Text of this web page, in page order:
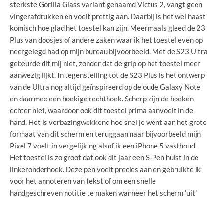
sterkste Gorilla Glass variant genaamd Victus 2, vangt geen
vingerafdrukken en voelt prettig aan. Daarbij is het wel haast
komisch hoe glad het toestel kan zijn. Meermaals gleed de 23
Plus van doosjes of andere zaken waar ik het toestel even op
neergelegd had op mijn bureau bijvoorbeeld. Met de S23 Ultra
gebeurde dit mij niet, zonder dat de grip op het toestel meer
aanwezig lijkt. In tegenstelling tot de S23 Plus is het ontwerp
van de Ultra nog altijd geïnspireerd op de oude Galaxy Note
en daarmee een hoekige rechthoek. Scherp zijn de hoeken
echter niet, waardoor ook dit toestel prima aanvoelt in de
hand. Het is verbazingwekkend hoe snel je went aan het grote
formaat van dit scherm en teruggaan naar bijvoorbeeld mijn
Pixel 7 voelt in vergelijking alsof ik een iPhone 5 vasthoud.
Het toestel is zo groot dat ook dit jaar een S-Pen huist in de
linkeronderhoek. Deze pen voelt precies aan en gebruikte ik
voor het annoteren van tekst of om een snelle
handgeschreven notitie te maken wanneer het scherm ‘uit’